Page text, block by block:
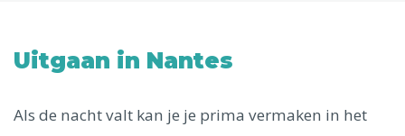
Uitgaan in Nantes
Als de nacht valt kan je je prima vermaken in het